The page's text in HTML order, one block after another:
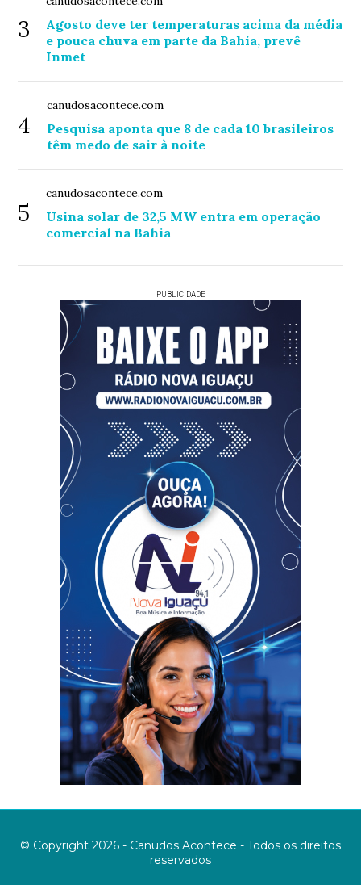
3
Agosto deve ter temperaturas acima da média
e pouca chuva em parte da Bahia, prevê
Inmet
4
canudosacontece.com
Pesquisa aponta que 8 de cada 10 brasileiros
têm medo de sair à noite
5
canudosacontece.com
Usina solar de 32,5 MW entra em operação
comercial na Bahia
PUBLICIDADE
© Copyright 2026 - Canudos Acontece - Todos os direitos
reservados